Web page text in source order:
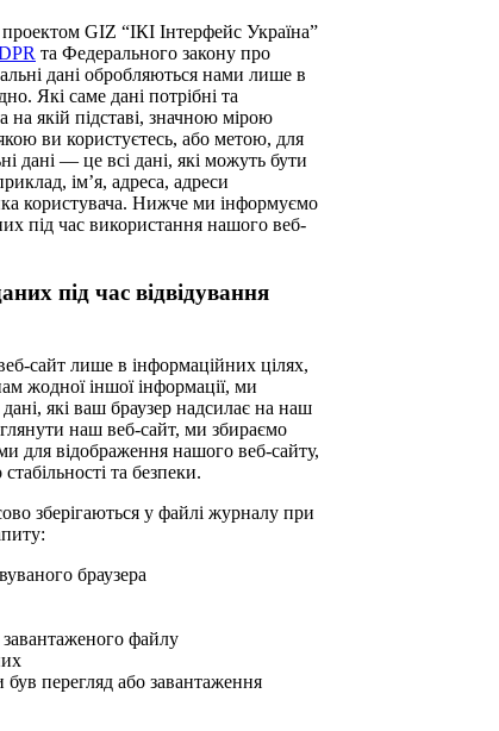
GIZ “ІКІ Інтерфейс Україна”
та Федерального закону про
дані обробляються нами лише в
Які саме дані потрібні та
якій підставі, значною мірою
ви користуєтесь, або метою, для
дані — це всі дані, які можуть бути
ім’я, адреса, адреси
користувача. Нижче ми інформуємо
під час використання нашого веб-
під час відвідування
сайт лише в інформаційних цілях,
жодної іншої інформації, ми
які ваш браузер надсилає на наш
наш веб-сайт, ми збираємо
для відображення нашого веб-сайту,
та безпеки.
зберігаються у файлі журналу при
браузера
завантаженого файлу
перегляд або завантаження